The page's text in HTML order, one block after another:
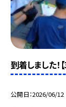
到着しました！
公開日 2026/06/12